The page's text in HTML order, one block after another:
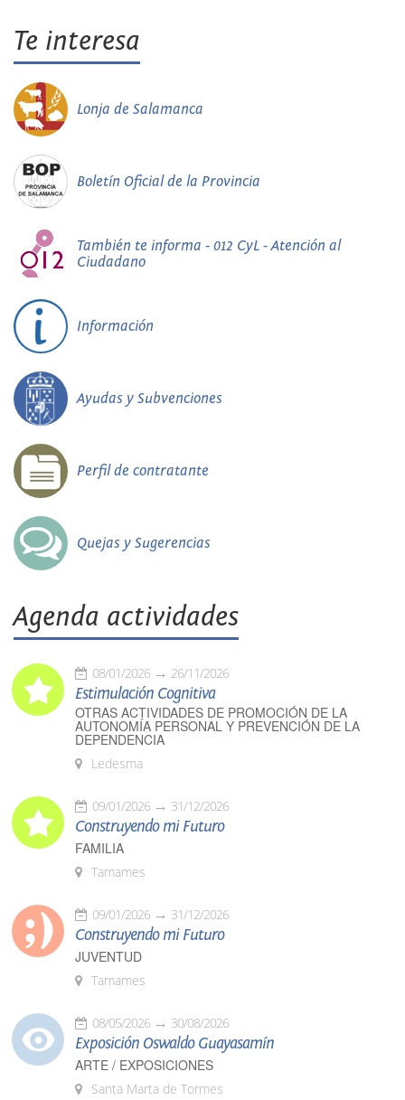
Te interesa
Lonja de Salamanca
Boletín Oficial de la Provincia
También te informa - 012 CyL - Atención al
Ciudadano
Información
Ayudas y Subvenciones
Perfil de contratante
Quejas y Sugerencias
Agenda actividades
08/01/2026 26/11/2026
Estimulación Cognitiva
OTRAS ACTIVIDADES DE PROMOCIÓN DE LA
AUTONOMÍA PERSONAL Y PREVENCIÓN DE LA
DEPENDENCIA
Ledesma
09/01/2026 31/12/2026
Construyendo mi Futuro
FAMILIA
Tamames
09/01/2026 31/12/2026
Construyendo mi Futuro
JUVENTUD
Tamames
08/05/2026 30/08/2026
Exposición Oswaldo Guayasamín
ARTE / EXPOSICIONES
Santa Marta de Tormes